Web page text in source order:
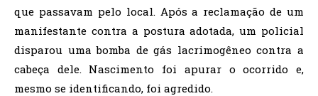
que passavam pelo local. Após a reclamação de um
manifestante contra a postura adotada, um policial
disparou uma bomba de gás lacrimogêneo contra a
cabeça dele. Nascimento foi apurar o ocorrido e,
mesmo se identificando, foi agredido.